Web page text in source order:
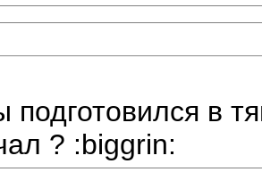
подготовился в
? :biggrin: